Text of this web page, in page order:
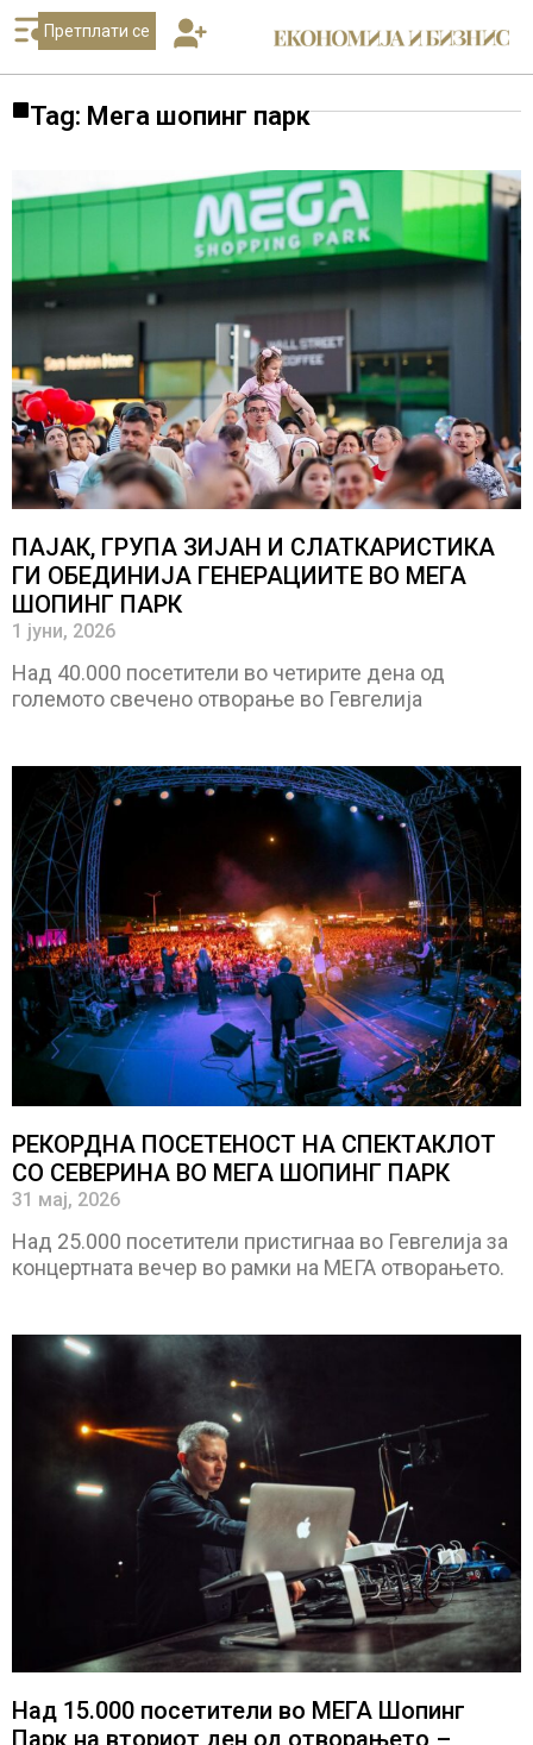
Претплати се
Tag: Мега шопинг парк
ПАЈАК, ГРУПА ЗИЈАН И СЛАТКАРИСТИКА
ГИ ОБЕДИНИЈА ГЕНЕРАЦИИТЕ ВО МЕГА
ШОПИНГ ПАРК
1 јуни, 2026
Над 40.000 посетители во четирите дена од
големото свечено отворање во Гевгелија
РЕКОРДНА ПОСЕТЕНОСТ НА СПЕКТАКЛОТ
СО СЕВЕРИНА ВО МЕГА ШОПИНГ ПАРК
31 мај, 2026
Над 25.000 посетители пристигнаа во Гевгелија за
концертната вечер во рамки на МЕГА отворањето.
Над 15.000 посетители во МЕГА Шопинг